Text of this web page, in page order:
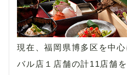
現在、福岡県博多区を中心
バル店１店舗の計11店舗